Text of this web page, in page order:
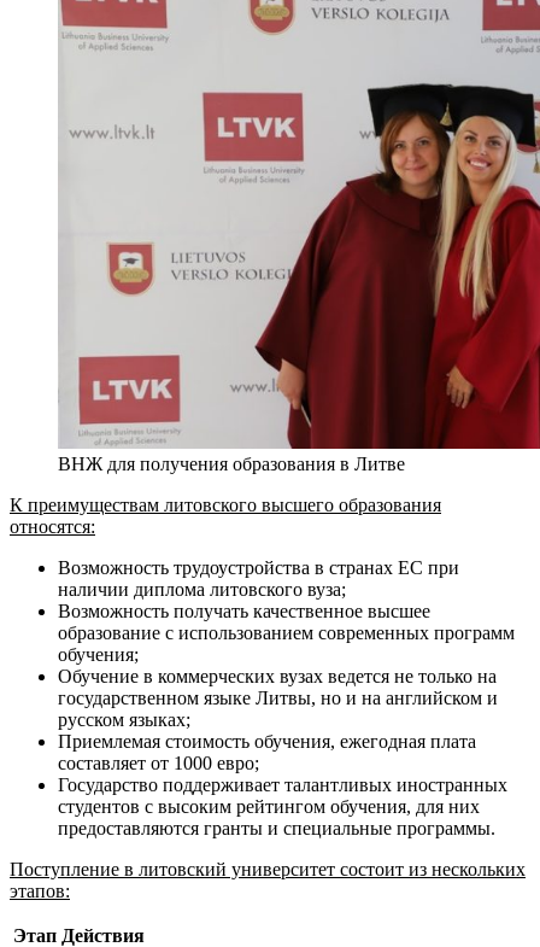
ВНЖ для получения образования в Литве
К преимуществам литовского высшего образования
относятся:
Возможность трудоустройства в странах ЕС при
наличии диплома литовского вуза;
Возможность получать качественное высшее
образование с использованием современных программ
обучения;
Обучение в коммерческих вузах ведется не только на
государственном языке Литвы, но и на английском и
русском языках;
Приемлемая стоимость обучения, ежегодная плата
составляет от 1000 евро;
Государство поддерживает талантливых иностранных
студентов с высоким рейтингом обучения, для них
предоставляются гранты и специальные программы.
Поступление в литовский университет состоит из нескольких
этапов:
Этап Действия